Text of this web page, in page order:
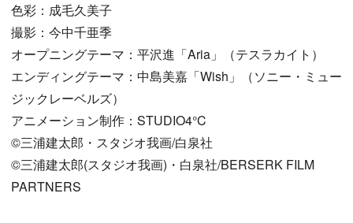
色彩：成毛久美子
撮影：今中千亜季
オープニングテーマ：平沢進「Aria」（テスラカイト）
エンディングテーマ：中島美嘉「Wish」（ソニー・ミュー
ジックレーベルズ）
アニメーション制作：STUDIO4°C
©︎三浦建太郎・スタジオ我画/白泉社
©︎三浦建太郎(スタジオ我画)・白泉社/BERSERK FILM
PARTNERS